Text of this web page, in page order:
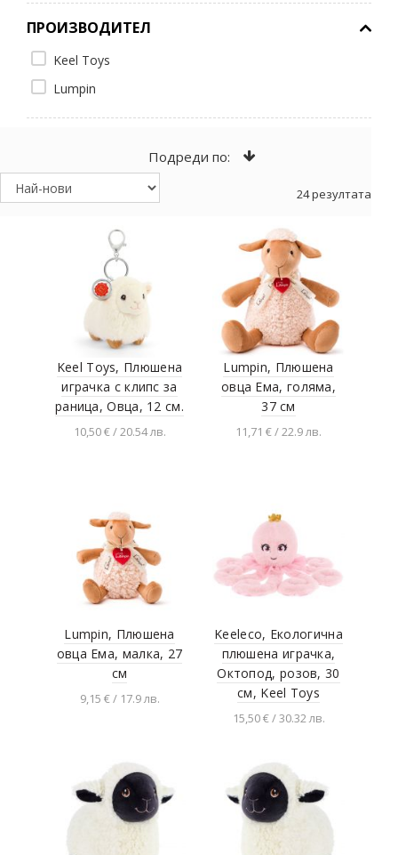
ПРОИЗВОДИТЕЛ
Keel Toys
Lumpin
Подреди по:
24 резултата
Keel Toys, Плюшена
играчка с клипс за
раница, Овца, 12 см.
10,50 € / 20.54 лв.
Lumpin, Плюшена
овца Ема, голяма,
37 см
11,71 € / 22.9 лв.
Lumpin, Плюшена
овца Ема, малка, 27
см
9,15 € / 17.9 лв.
Keeleco, Екологична
плюшена играчка,
Октопод, розов, 30
см, Keel Toys
15,50 € / 30.32 лв.